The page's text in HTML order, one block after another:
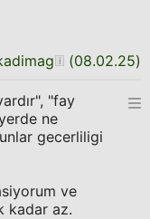
(08.02.25)
"fay
ne
gecerliligi
ve
kadar az.